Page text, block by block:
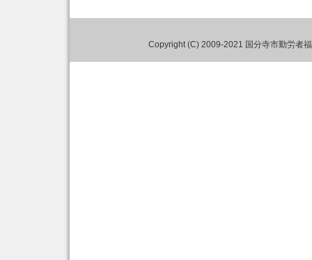
Copyright (C) 2009-2021 国分寺市勤労者